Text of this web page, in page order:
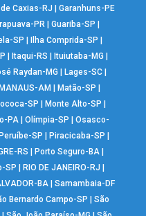
de Caxias-RJ
Garanhuns-PE
PR| Guariba-SP
SP Ilha Comprida-SP
Itaqui-RS Ituiutaba-MG
Raydan-MG Lages-SC|
MANAUS-AM Matão-SP
SP Monte Alto-SP
PA |Olímpia-SP |Osasco-
Peruíbe-SP Piracicaba-SP
RS Porto Seguro-BA
SP RIO DE JANEIRO-RJ
BA| Samambaia-DF
Bernardo Campo-SP |São